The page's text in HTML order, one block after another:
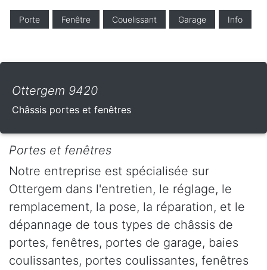
Porte Fenêtre Couelissant Garage Info
Ottergem 9420
Châssis portes et fenêtres
Portes et fenêtres
Notre entreprise est spécialisée sur
Ottergem dans l'entretien, le réglage, le
remplacement, la pose, la réparation, et le
dépannage de tous types de châssis de
portes, fenêtres, portes de garage, baies
coulissantes, portes coulissantes, fenêtres